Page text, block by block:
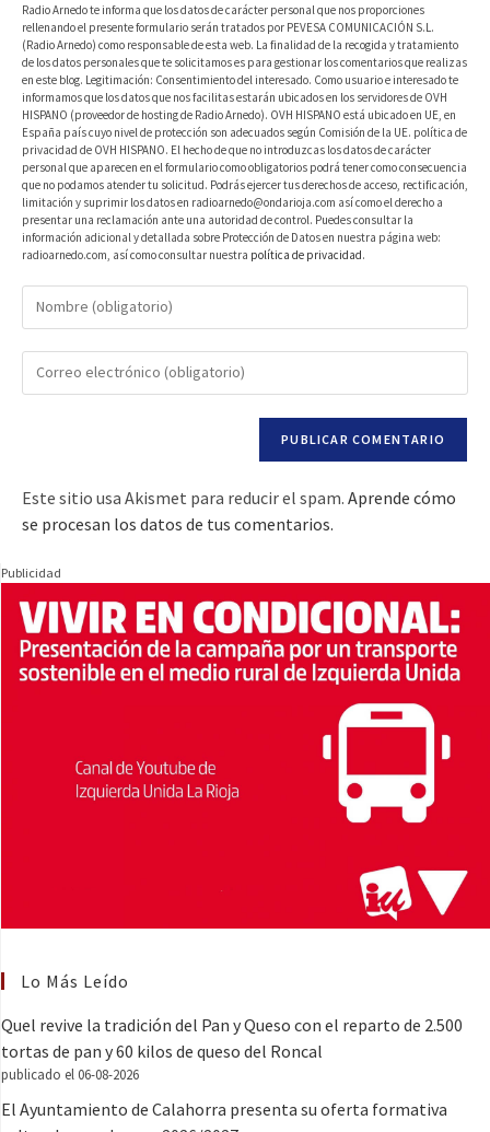
Radio Arnedo te informa que los datos de carácter personal que nos proporciones
rellenando el presente formulario serán tratados por PEVESA COMUNICACIÓN S.L.
(Radio Arnedo) como responsable de esta web. La finalidad de la recogida y tratamiento
de los datos personales que te solicitamos es para gestionar los comentarios que realizas
en este blog. Legitimación: Consentimiento del interesado. Como usuario e interesado te
informamos que los datos que nos facilitas estarán ubicados en los servidores de OVH
HISPANO (proveedor de hosting de Radio Arnedo). OVH HISPANO está ubicado en UE, en
España país cuyo nivel de protección son adecuados según Comisión de la UE. política de
privacidad de OVH HISPANO. El hecho de que no introduzcas los datos de carácter
personal que aparecen en el formulario como obligatorios podrá tener como consecuencia
que no podamos atender tu solicitud. Podrás ejercer tus derechos de acceso, rectificación,
limitación y suprimir los datos en radioarnedo@ondarioja.com así como el derecho a
presentar una reclamación ante una autoridad de control. Puedes consultar la
información adicional y detallada sobre Protección de Datos en nuestra página web:
radioarnedo.com, así como consultar nuestra política de privacidad.
Este sitio usa Akismet para reducir el spam. Aprende cómo
se procesan los datos de tus comentarios.
Publicidad
Lo Más Leído
Quel revive la tradición del Pan y Queso con el reparto de 2.500
tortas de pan y 60 kilos de queso del Roncal
publicado el 06-08-2026
El Ayuntamiento de Calahorra presenta su oferta formativa